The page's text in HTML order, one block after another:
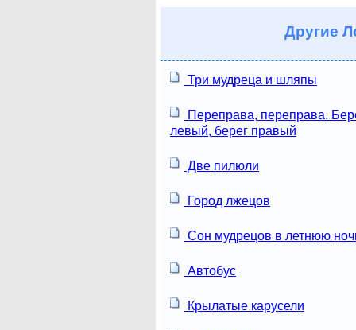
Другие
Три мудреца и шляпы
Переправа, переправа.
левый, берег правый
Две пилюли
Город лжецов
Сон мудрецов в летнюю
Автобус
Крылатые карусели